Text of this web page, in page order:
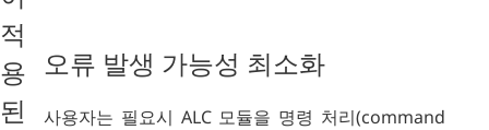
적
용
된
오류 발생 가능성 최소화
사용자는 필요시 ALC 모듈을 명령 처리(command